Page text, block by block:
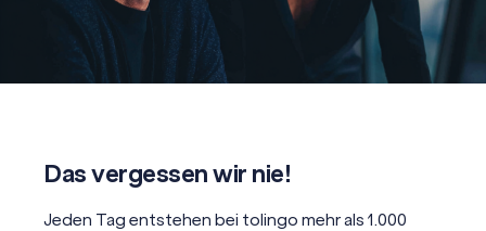
Das vergessen wir nie!
Jeden Tag entstehen bei tolingo mehr als 1.000